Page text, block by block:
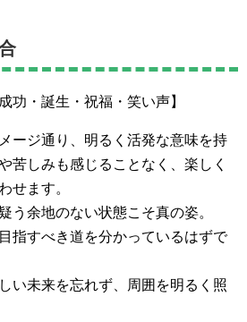
功・誕生・祝福・笑い声】
ージ通り、明るく活発な意味を持
苦しみも感じることなく、楽しく
せます。
う余地のない状態こそ真の姿。
指すべき道を分かっているはずで
い未来を忘れず、周囲を明るく照